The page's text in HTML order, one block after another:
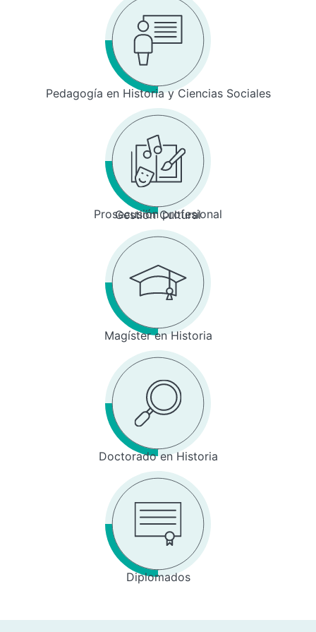
Pedagogía en Historia y Ciencias Sociales
Prosecusión profesional
Gestión Cultural
Magíster en Historia
Doctorado en Historia
Diplomados